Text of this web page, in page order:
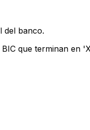
del banco.
que terminan en